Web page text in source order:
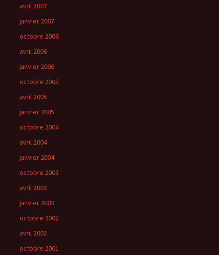
avril 2007
janvier 2007
octobre 2006
avril 2006
janvier 2006
octobre 2005
avril 2005
janvier 2005
octobre 2004
avril 2004
janvier 2004
octobre 2003
avril 2003
janvier 2003
octobre 2002
avril 2002
octobre 2001